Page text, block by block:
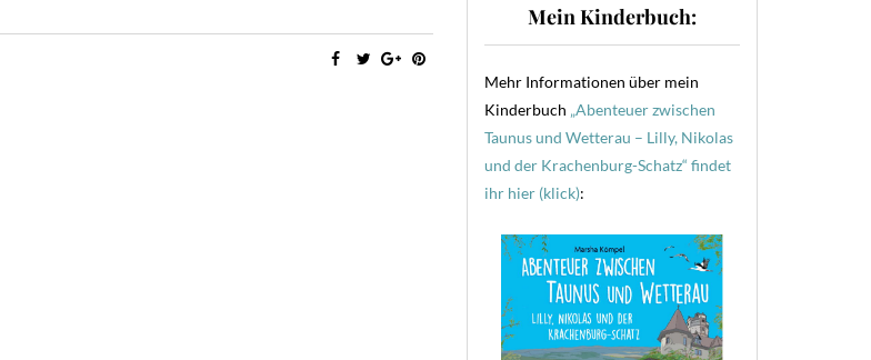
Mein Kinderbuch:
Mehr Informationen über mein
Kinderbuch „Abenteuer zwischen
Taunus und Wetterau – Lilly, Nikolas
und der Krachenburg-Schatz“ findet
ihr hier (klick):